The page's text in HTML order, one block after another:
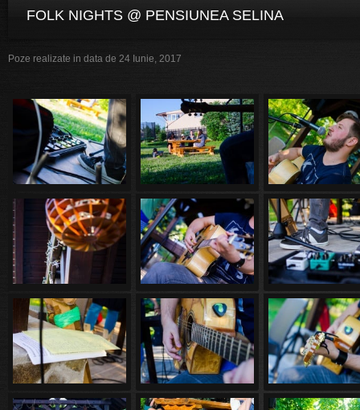
FOLK NIGHTS @ PENSIUNEA SELINA
Poze realizate in data de 24 Iunie, 2017